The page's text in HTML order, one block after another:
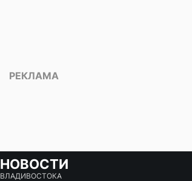
НОВОСТИ
ВЛАДИВОСТОКА